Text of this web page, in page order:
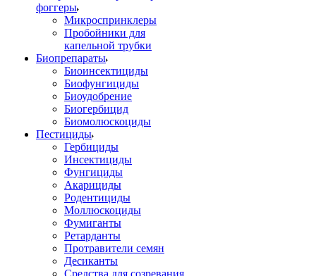
фоггеры
Микроспринклеры
Пробойники для
капельной трубки
Биопрепараты
Биоинсектициды
Биофунгициды
Биоудобрение
Биогербицид
Биомолюскоциды
Пестициды
Гербициды
Инсектициды
Фунгициды
Акарициды
Родентициды
Моллюскоциды
Фумиганты
Ретарданты
Протравители семян
Десиканты
Средства для созревания